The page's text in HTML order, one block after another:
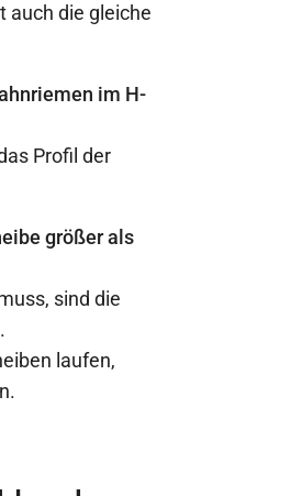
auch die gleiche
im H-
Profil der
größer als
sind die
laufen,